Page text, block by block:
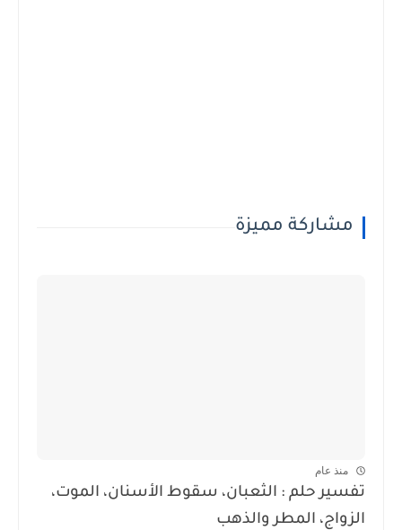
مشاركة مميزة
منذ عام
تفسير حلم : الثعبان، سقوط الأسنان، الموت،
الزواج، المطر والذهب